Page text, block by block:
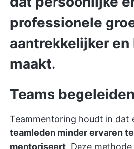
professionele
aantrekkelijker en
maakt.
Teams begeleiden
Teammentoring houdt in dat
teamleden minder ervaren
mentoriseert. Deze methode